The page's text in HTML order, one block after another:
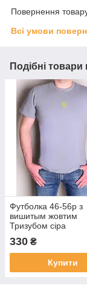
Повернення
Всі умови
Подібні товари
Футболка 46-56р з
вишитым жовтим
Тризубом сіра
330 ₴
Купити